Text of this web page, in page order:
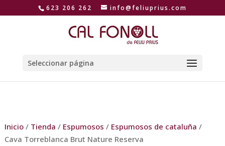
623 206 262 info@feliuprius.com
Seleccionar página
Inicio/ Tienda / Espumosos / Espumosos de cataluña /
Cava Torreblanca Brut Nature Reserva